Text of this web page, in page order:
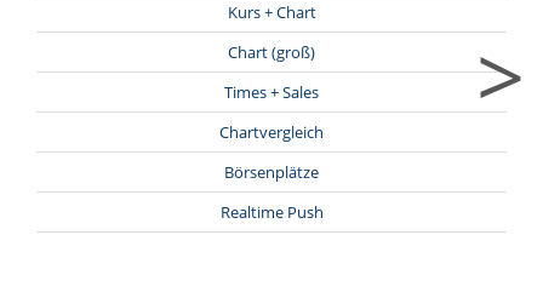
Kurs + Chart
Chart (groß)
Times + Sales
Chartvergleich
Börsenplätze
Realtime Push
>